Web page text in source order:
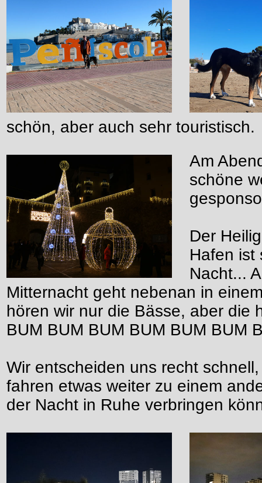
schön, aber auch sehr touristisch.
Am
schöne
Der
Hafen ist
Nacht...
Mitternacht geht nebenan in
hören wir nur die Bässe, aber die
BUM BUM BUM BUM BUM BUM
Wir entscheiden uns recht
fahren etwas weiter zu einem
der Nacht in Ruhe verbringen